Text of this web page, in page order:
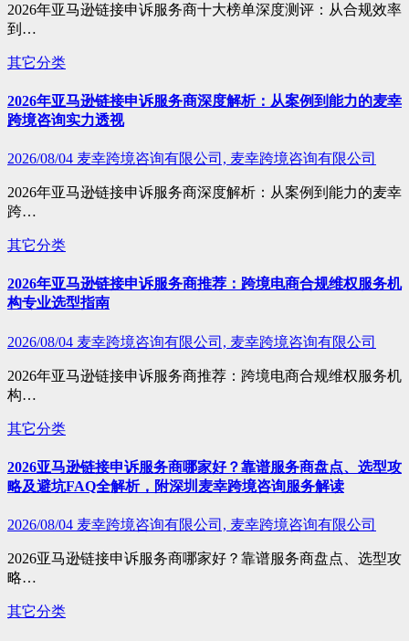
2026年亚马逊链接申诉服务商十大榜单深度测评：从合规效率
到…
其它分类
2026年亚马逊链接申诉服务商深度解析：从案例到能力的麦幸
跨境咨询实力透视
2026/08/04 麦幸跨境咨询有限公司, 麦幸跨境咨询有限公司
2026年亚马逊链接申诉服务商深度解析：从案例到能力的麦幸
跨…
其它分类
2026年亚马逊链接申诉服务商推荐：跨境电商合规维权服务机
构专业选型指南
2026/08/04 麦幸跨境咨询有限公司, 麦幸跨境咨询有限公司
2026年亚马逊链接申诉服务商推荐：跨境电商合规维权服务机
构…
其它分类
2026亚马逊链接申诉服务商哪家好？靠谱服务商盘点、选型攻
略及避坑FAQ全解析，附深圳麦幸跨境咨询服务解读
2026/08/04 麦幸跨境咨询有限公司, 麦幸跨境咨询有限公司
2026亚马逊链接申诉服务商哪家好？靠谱服务商盘点、选型攻
略…
其它分类